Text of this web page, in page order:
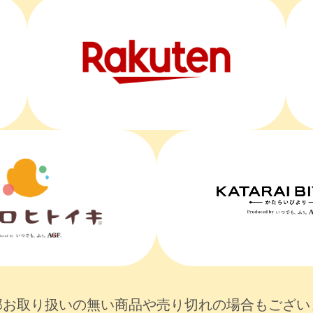
取り扱いの無い商品や売り切れの場合もござい